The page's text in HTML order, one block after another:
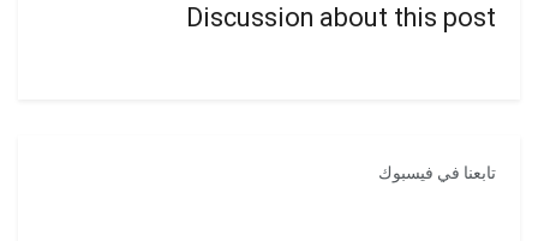
Discussion about this post
تابعنا في فيسبوك